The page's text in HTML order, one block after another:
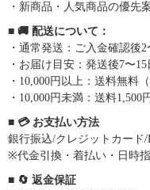
・新商品・人気商品の優先
■ 🚚 配送について：
・通常発送：ご入金確認後
・お届け目安：発送後7〜15
・10,000円以上：送料無料
・10,000円未満：送料1,500
■ 💳 お支払い方法
銀行振込/クレジットカード/
※代金引換・着払い・日時
■ 🔄 返金保証